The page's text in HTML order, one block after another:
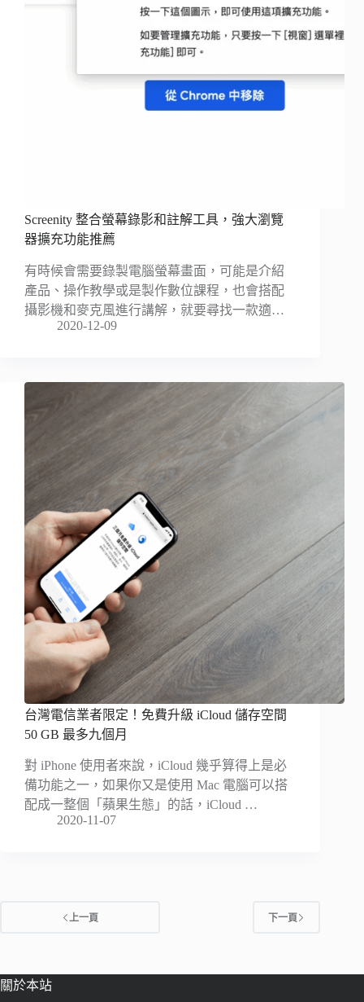
Screenity 整合螢幕錄影和註解工具，強大瀏覽
器擴充功能推薦
有時候會需要錄製電腦螢幕畫面，可能是介紹
產品、操作教學或是製作數位課程，也會搭配
攝影機和麥克風進行講解，就要尋找一款適…
2020-12-09
台灣電信業者限定！免費升級 iCloud 儲存空間
50 GB 最多九個月
對 iPhone 使用者來說，iCloud 幾乎算得上是必
備功能之一，如果你又是使用 Mac 電腦可以搭
配成一整個「蘋果生態」的話，iCloud …
2020-11-07
上一頁 下一頁
關於本站